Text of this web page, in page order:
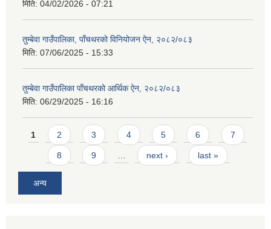
मिति: 04/02/2026 - 07:21
तुम्बेवा गाउँपालिका, पाँचथरको विनियोजन ऐन, २०८२/०८३
मिति: 07/06/2025 - 15:33
तुम्बेवा गाउँपालिका पाँचथरको आर्थिक ऐन, २०८२/०८३
मिति: 06/29/2025 - 16:16
Pages
1 2 3 4 5 6 7
8 9 next › last »
अन्य